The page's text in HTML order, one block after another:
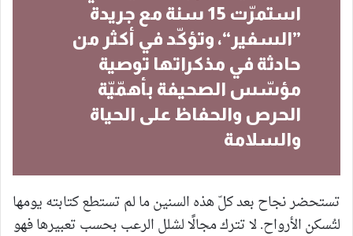
استمرّت 15 سنة مع جريدة
”السفير“، وتؤكّد في أكثر من
حادثة في مذكراتها توصية
مؤسّس الصحيفة بأهمّيّة
الحرص والحفاظ على الحياة
والسلامة
تستحضر نجاح بعد كلّ هذه السنين ما لم تستطع كتابته يومها
لتُسكن الأرواح. لا تترك مجالًا لشلل الرعب بحسب تعبيرها فهو